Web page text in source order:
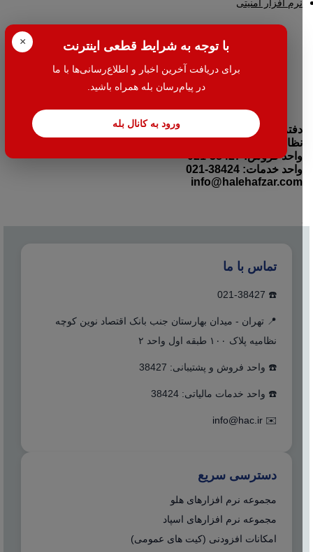
× با توجه به شرایط قطعی اینترنت
برای دریافت آخرین اخبار و اطلاع‌رسانی‌ها با ما
در پیام‌رسان بله همراه باشید.
ورود به کانال بله
نرم افزار امنیتی
دفتر مرکزی:تهران- میدان بهارستان جنب بانک اقتصاد نوین کوچه
نظامیه پلاک ۱۰۰ طبقه اول واحد ۲
واحد فروش: 38427-021
واحد خدمات: 38424-021
info@halehafzar.com
تماس با ما
☎️ 021-38427
📍 تهران - میدان بهارستان جنب بانک اقتصاد نوین کوچه
نظامیه پلاک ۱۰۰ طبقه اول واحد ۲
☎️ واحد فروش و پشتیبانی: 38427
☎️ واحد خدمات مالیاتی: 38424
✉️
info@hac.ir
دسترسی سریع
مجموعه نرم افزارهای هلو
مجموعه نرم افزارهای اسپاد
امکانات افزودنی (کیت های عمومی)